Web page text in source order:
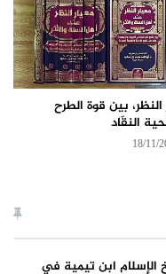
النظر، بين قوة الطرح
النقّاد
18/11/
ابن تيمية في